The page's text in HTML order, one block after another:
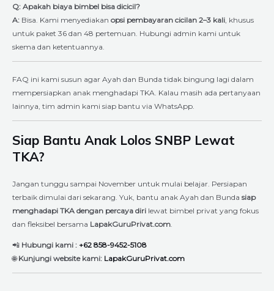
Q: Apakah biaya bimbel bisa dicicil?
A: Bisa. Kami menyediakan opsi pembayaran cicilan 2–3 kali, khusus
untuk paket 36 dan 48 pertemuan. Hubungi admin kami untuk
skema dan ketentuannya.
FAQ ini kami susun agar Ayah dan Bunda tidak bingung lagi dalam
mempersiapkan anak menghadapi TKA. Kalau masih ada pertanyaan
lainnya, tim admin kami siap bantu via WhatsApp.
Siap Bantu Anak Lolos SNBP Lewat
TKA?
Jangan tunggu sampai November untuk mulai belajar. Persiapan
terbaik dimulai dari sekarang. Yuk, bantu anak Ayah dan Bunda siap
menghadapi TKA dengan percaya diri lewat bimbel privat yang fokus
dan fleksibel bersama LapakGuruPrivat.com.
📲 Hubungi kami : +62 858-9452-5108
🌐Kunjungi website kami: LapakGuruPrivat.com